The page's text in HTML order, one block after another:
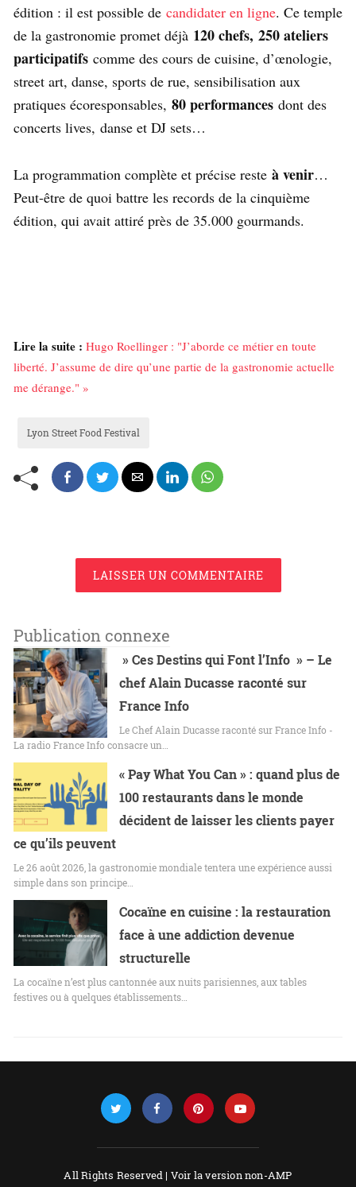
édition : il est possible de candidater en ligne. Ce temple
de la gastronomie promet déjà 120 chefs, 250 ateliers
participatifs comme des cours de cuisine, d’œnologie,
street art, danse, sports de rue, sensibilisation aux
pratiques écoresponsables, 80 performances dont des
concerts lives, danse et DJ sets…
La programmation complète et précise reste à venir…
Peut-être de quoi battre les records de la cinquième
édition, qui avait attiré près de 35.000 gourmands.
Lire la suite : Hugo Roellinger : "J’aborde ce métier en toute
liberté. J’assume de dire qu’une partie de la gastronomie actuelle
me dérange." »
Lyon Street Food Festival
LAISSER UN COMMENTAIRE
Publication connexe
» Ces Destins qui Font l’Info » – Le
chef Alain Ducasse raconté sur
France Info
Le Chef Alain Ducasse raconté sur France Info -
La radio France Info consacre un…
« Pay What You Can » : quand plus de
100 restaurants dans le monde
décident de laisser les clients payer
ce qu’ils peuvent
Le 26 août 2026, la gastronomie mondiale tentera une expérience aussi
simple dans son principe…
Cocaïne en cuisine : la restauration
face à une addiction devenue
structurelle
La cocaïne n’est plus cantonnée aux nuits parisiennes, aux tables
festives ou à quelques établissements…
All Rights Reserved | Voir la version non-AMP